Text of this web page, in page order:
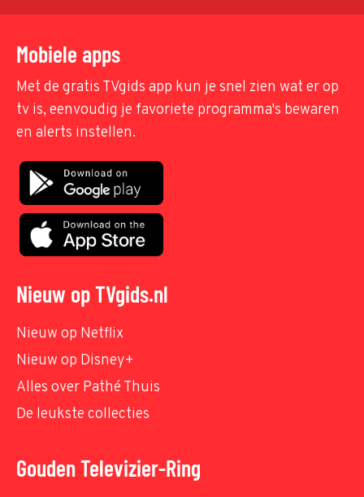
Mobiele apps
Met de gratis TVgids app kun je snel zien wat er op
tv is, eenvoudig je favoriete programma's bewaren
en alerts instellen.
Nieuw op TVgids.nl
Nieuw op Netflix
Nieuw op Disney+
Alles over Pathé Thuis
De leukste collecties
Gouden Televizier-Ring